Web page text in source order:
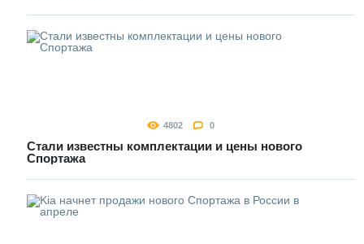
4802 0
Стали известны комплектации и цены нового
Спортажа